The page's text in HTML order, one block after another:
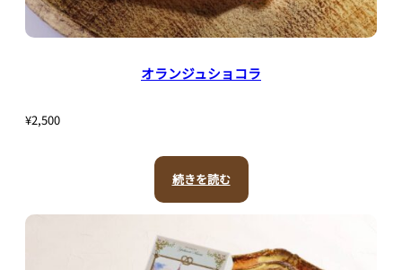
オランジュショコラ
¥2,500
続きを読む